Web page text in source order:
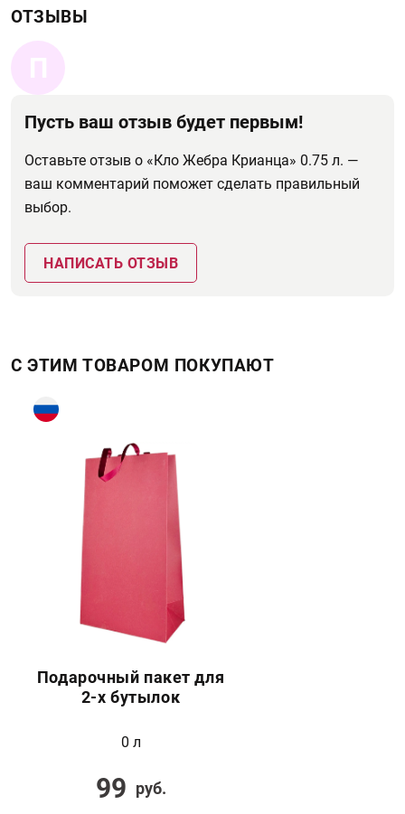
ОТЗЫВЫ
П
Пусть ваш отзыв будет первым!
Оставьте отзыв о «Кло Жебра Крианца» 0.75 л. —
ваш комментарий поможет сделать правильный
выбор.
НАПИСАТЬ ОТЗЫВ
С ЭТИМ ТОВАРОМ ПОКУПАЮТ
Подарочный пакет для
2-х бутылок
0 л
99 руб.